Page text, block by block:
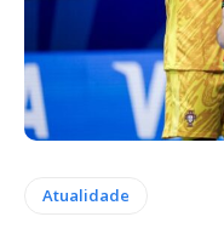
Atualidade